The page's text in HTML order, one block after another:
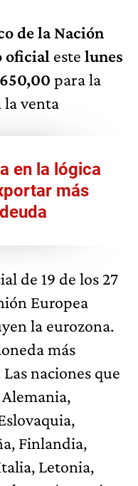
de la Nación
oficial este lunes
para la
la venta
en la lógica
más
de 19 de los 27
Europea
la eurozona.
más
naciones que
Finlandia,
Letonia,